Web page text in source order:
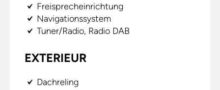
Freisprecheinrichtung
Navigationssystem
Tuner/Radio, Radio DAB
EXTERIEUR
Dachreling